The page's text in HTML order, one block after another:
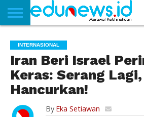
NEWS
EDUNEWS
LITERASI
PUSTAKA
SOSOK
TEKNO
KHASANAH
SASTRA
INTERNASIONAL
Iran Beri Israel
Keras: Serang
Hancurkan!
By Eka Setiawan